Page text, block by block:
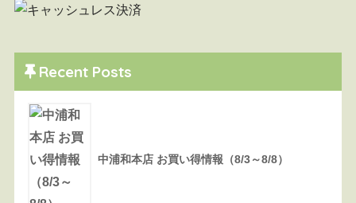
Recent Posts
中浦和本店 お買い得情報（8/3～8/8）